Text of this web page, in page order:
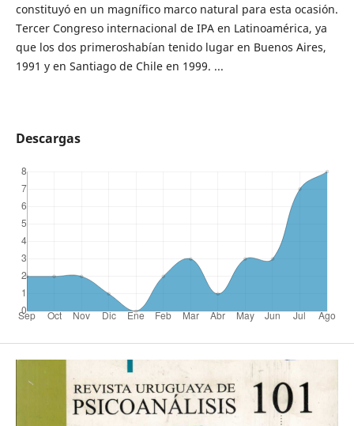
constituyó en un magnífico marco natural para esta ocasión.
Tercer Congreso internacional de IPA en Latinoamérica, ya
que los dos primeroshabían tenido lugar en Buenos Aires,
1991 y en Santiago de Chile en 1999. ...
Descargas